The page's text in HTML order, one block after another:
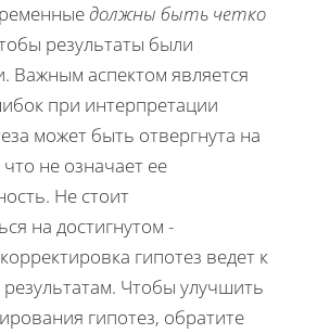
должны быть четко
результаты были
Важным аспектом является
при интерпретации
может быть отвергнута на
не означает ее
Не стоит
на достигнутом -
гипотез ведет к
Чтобы улучшить
гипотез, обратите